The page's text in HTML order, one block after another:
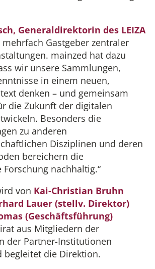
Generaldirektorin des LEIZA
mehrfach Gastgeber zentraler
mainzed hat dazu
wir unsere Sammlungen,
in einem neuen,
denken – und gemeinsam
die Zukunft der digitalen
Besonders die
zu anderen
Disziplinen und deren
bereichern die
nachhaltig.“
von Kai-Christian Bruhn
Lauer (stellv. Direktor)
(Geschäftsführung)
aus Mitgliedern der
der Partner-Institutionen
begleitet die Direktion.